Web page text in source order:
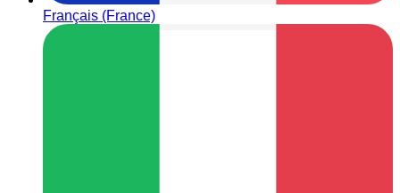
Français (France)